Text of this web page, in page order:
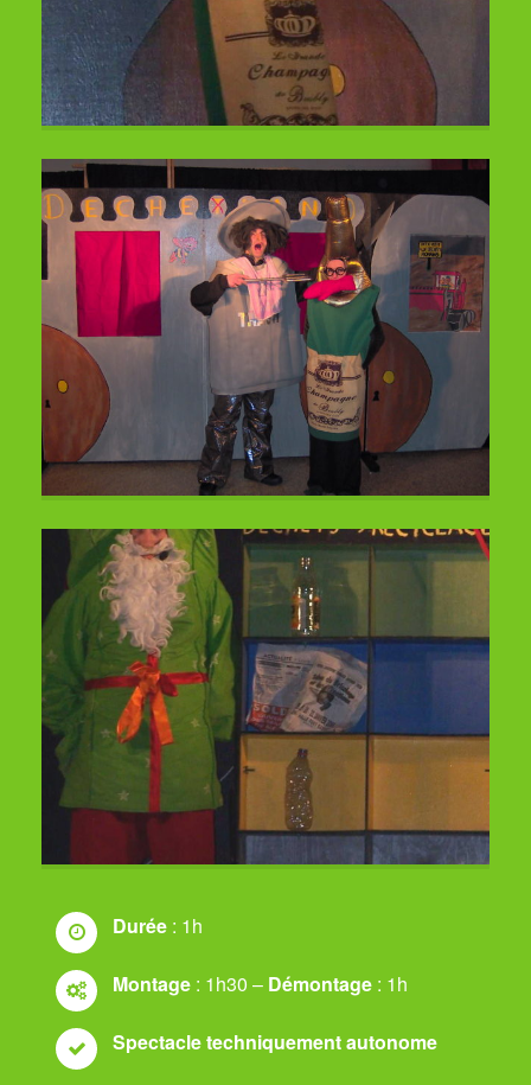
Durée : 1h
Montage : 1h30 – Démontage : 1h
Spectacle techniquement autonome